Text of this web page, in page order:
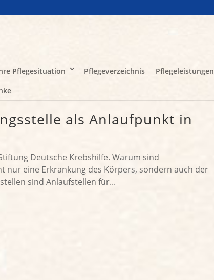
Pflegesituation Pflegeverzeichnis Pflegeleistungen
als Anlaufpunkt in
Deutsche Krebshilfe. Warum sind
nur eine Erkrankung des Körpers, sondern auch der
sind Anlaufstellen für...